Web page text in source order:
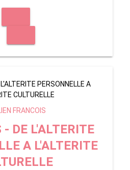
FRANCOIS
DE L'ALTERITE
A L'ALTERITE